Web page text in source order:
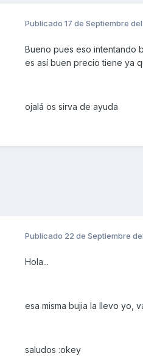
Publicado 17 de Septiembre
Bueno pues eso intentando
es así buen precio tiene ya
ojalá os sirva de ayuda
Publicado 22 de Septiembre
Hola...
esa misma bujia la llevo yo,
saludos :okey